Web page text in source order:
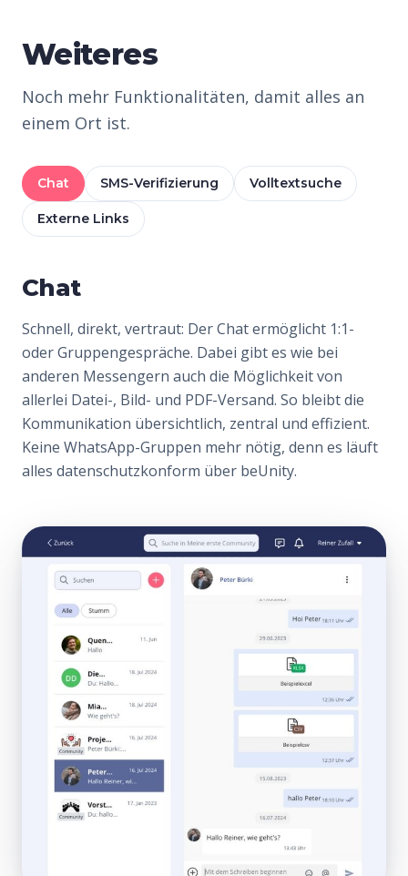
Weiteres
Noch mehr Funktionalitäten, damit alles an
einem Ort ist.
Chat SMS-Verifizierung Volltextsuche
Externe Links
Chat
Schnell, direkt, vertraut: Der Chat ermöglicht 1:1-
oder Gruppengespräche. Dabei gibt es wie bei
anderen Messengern auch die Möglichkeit von
allerlei Datei-, Bild- und PDF-Versand. So bleibt die
Kommunikation übersichtlich, zentral und effizient.
Keine WhatsApp-Gruppen mehr nötig, denn es läuft
alles datenschutzkonform über beUnity.